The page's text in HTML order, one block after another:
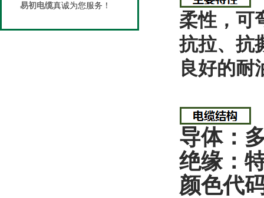
易初电缆真诚为您服务！
柔性，可
抗拉、抗
良好的耐
导体：
绝缘：
颜色代